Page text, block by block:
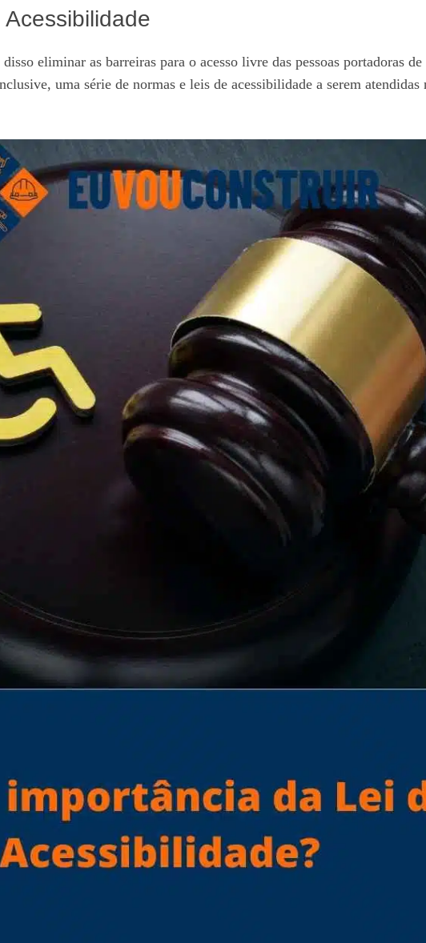
eliminar as barreiras para o acesso livre das pessoas portadoras
uma série de normas e leis de acessibilidade a serem